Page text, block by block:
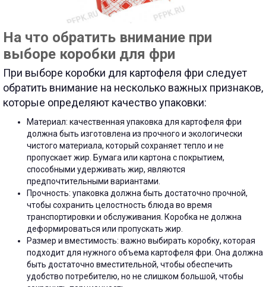
На что обратить внимание при
выборе коробки для фри
При выборе коробки для картофеля фри следует
обратить внимание на несколько важных признаков,
которые определяют качество упаковки:
Материал: качественная упаковка для картофеля фри
должна быть изготовлена из прочного и экологически
чистого материала, который сохраняет тепло и не
пропускает жир. Бумага или картона с покрытием,
способными удерживать жир, являются
предпочтительными вариантами.
Прочность: упаковка должна быть достаточно прочной,
чтобы сохранить целостность блюда во время
транспортировки и обслуживания. Коробка не должна
деформироваться или пропускать жир.
Размер и вместимость: важно выбирать коробку, которая
подходит для нужного объема картофеля фри. Она должна
быть достаточно вместительной, чтобы обеспечить
удобство потребителю, но не слишком большой, чтобы